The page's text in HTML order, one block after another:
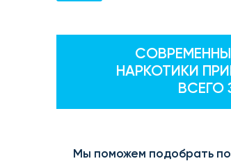
НАРКОТИКИ
ВСЕГО
Мы поможем подобрать